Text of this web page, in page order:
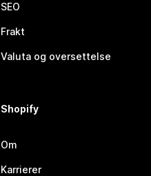
SEO
Frakt
Valuta og oversettelse
Shopify
Om
Karrierer